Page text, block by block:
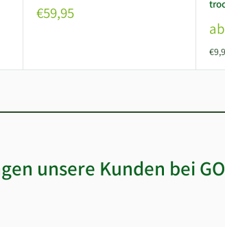
Sonderpreis
€59,95
unsere Kunden bei